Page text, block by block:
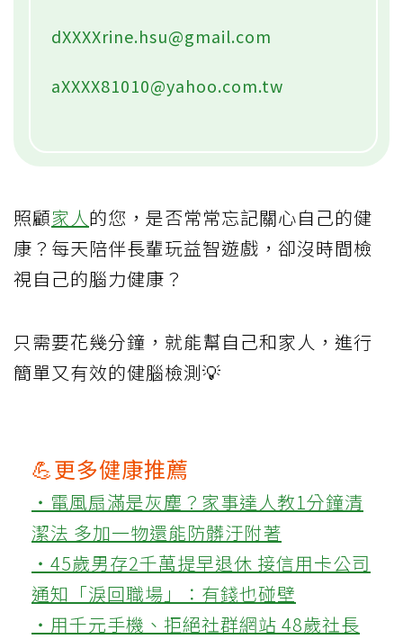
dXXXXrine.hsu@gmail.com
aXXXX81010@yahoo.com.tw
照顧家人的您，是否常常忘記關心自己的健
康？每天陪伴長輩玩益智遊戲，卻沒時間檢
視自己的腦力健康？
只需要花幾分鐘，就能幫自己和家人，進行
簡單又有效的健腦檢測💡
💪更多健康推薦
‧電風扇滿是灰塵？家事達人教1分鐘清
潔法 多加一物還能防髒汙附著
‧45歲男存2千萬提早退休 接信用卡公司
通知「淚回職場」：有錢也碰壁
‧用千元手機、拒絕社群網站 48歲社長